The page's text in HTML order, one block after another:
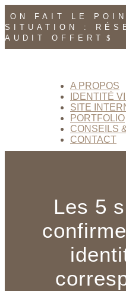
ON FAIT LE
SITUATION :
AUDIT OFFERT
A PROPOS
IDENTITÉ
SITE
PORTFOLIO
CONSEILS
CONTACT
Les 5